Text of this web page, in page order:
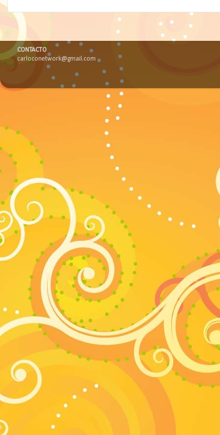
CONTACTO
carloconetwork@gmail.com